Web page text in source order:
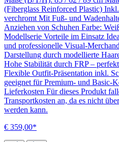
(Fiberglass Reinforced Plastic)
verchromt Mit Fuß- und
Anziehen von Schuhen Farbe:
Modellserie Vorteile im Einsatz
und professionelle Visual-
Darstellung durch modellierte
Hohe Stabilität durch FRP –
Flexible Outfit-Präsentation inkl.
geeignet für Premium- und Basic-
Lieferkosten Für dieses Produkt
Transportkosten an, da es nicht
werden kann.
€ 359,00*